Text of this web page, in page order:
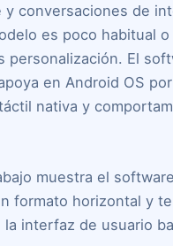
y conversaciones de
es poco habitual
personalización. El
en Android OS
nativa y
muestra el
formato horizontal y
la interfaz de usuario